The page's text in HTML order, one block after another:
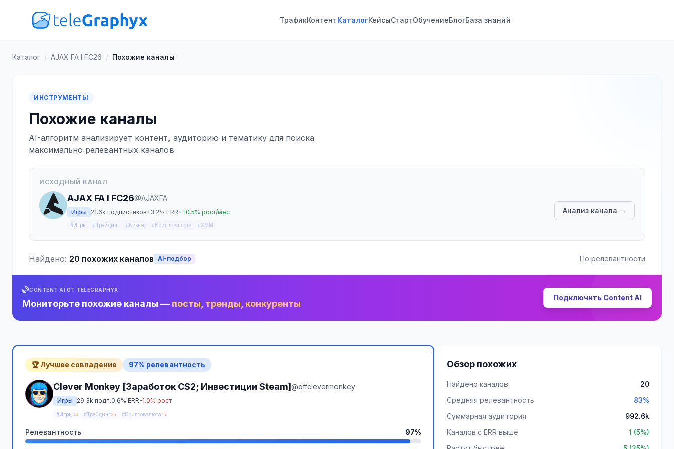
ТрафикКонтентКаталогКейсыСтартОбучениеБлогБаза знаний
Каталог / AJAX FA I FC26 / Похожие каналы
ИНСТРУМЕНТЫ
Похожие каналы
AI-алгоритм анализирует контент, аудиторию и тематику для поиска
максимально релевантных каналов
ИСХОДНЫЙ КАНАЛ
AJAX FA I FC26@AJAXFA
Игры 21.6k подписчиков• 3.2% ERR• +0.5% рост/мес
#Игры #Трейдинг #Бизнес #Криптовалюта #SMM
Анализ канала →
Найдено: 20 похожих каналов AI-подбор По релевантности
CONTENT AI ОТ TELEGRAPHYX
Мониторьте похожие каналы — посты, тренды, конкуренты
Подключить Content AI
🏆 Лучшее совпадение 97% релевантность
Clever Monkey [Заработок CS2; Инвестиции Steam] @offclevermonkey
Игры 29.3k подп.0.6% ERR-1.0% рост
#Игры 40 #Трейдинг25 #Криптовалюта 15
Релевантность 97%
Обзор похожих
Найдено каналов
20
Средняя релевантность
83%
Суммарная аудитория
992.6k
Каналов с ERR выше
1 (5%)